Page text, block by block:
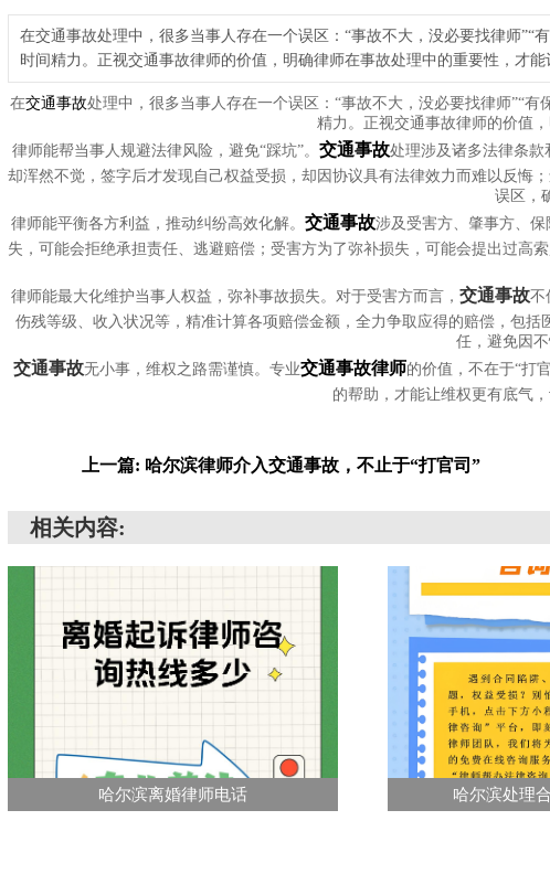
在交通事故处理中，很多当事人存在一个误区：“事故不大，没必要找律师
时间精力。正视交通事故律师的价值，明确律师在事故处理中的重要性，才
在交通事故处理中，很多当事人存在一个误区：“事故不大，没必要找律师”“
精力。正视交通事故律师的价值
律师能帮当事人规避法律风险，避免“踩坑”。 交通事故处理涉及诸多法律条
却浑然不觉，签字后才发现自己权益受损，却因协议具有法律效力而难以反悔
误区，
律师能平衡各方利益，推动纠纷高效化解。 交通事故涉及受害方、肇事方、
失，可能会拒绝承担责任、逃避赔偿；受害方为了弥补损失，可能会提出过高
律师能最大化维护当事人权益，弥补事故损失。对于受害方而言， 交通事故不
伤残等级、收入状况等，精准计算各项赔偿金额，全力争取应得的赔偿，包
任，避免因
交通事故无小事，维权之路需谨慎。专业交通事故律师的价值，不在于“打
的帮助，才能让维权更有底气
上一篇: 哈尔滨律师介入交通事故，不止于“打官司”
相关内容:
哈尔滨离婚律师电话 哈尔滨处理